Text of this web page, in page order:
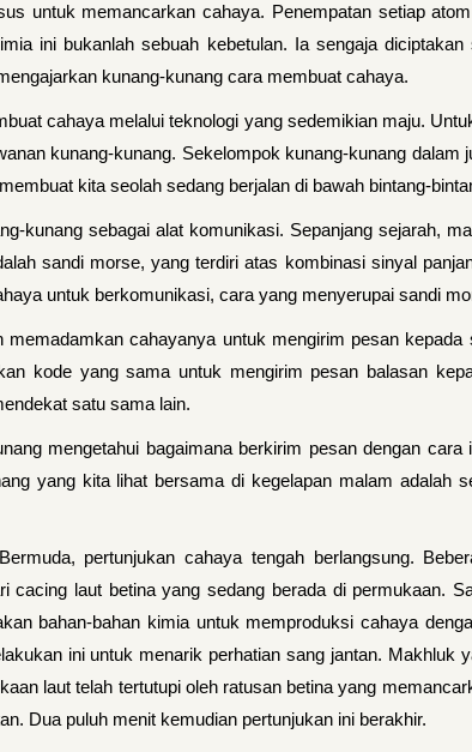
untuk memancarkan cahaya. Penempatan setiap
ini bukanlah sebuah kebetulan. Ia sengaja
kunang-kunang cara membuat cahaya.
cahaya melalui teknologi yang sedemikian maju.
kunang-kunang. Sekelompok kunang-kunang dalam
kita seolah sedang berjalan di bawah bintang-
kunang sebagai alat komunikasi. Sepanjang sejarah,
sandi morse, yang terdiri atas kombinasi sinyal
untuk berkomunikasi, cara yang menyerupai sandi
memadamkan cahayanya untuk mengirim pesan
kode yang sama untuk mengirim pesan balasan
satu sama lain.
mengetahui bagaimana berkirim pesan dengan
yang kita lihat bersama di kegelapan malam adalah
pertunjukan cahaya tengah berlangsung.
cacing laut betina yang sedang berada di permukaan.
bahan-bahan kimia untuk memproduksi cahaya
ini untuk menarik perhatian sang jantan.
laut telah tertutupi oleh ratusan betina yang
Dua puluh menit kemudian pertunjukan ini berakhir.